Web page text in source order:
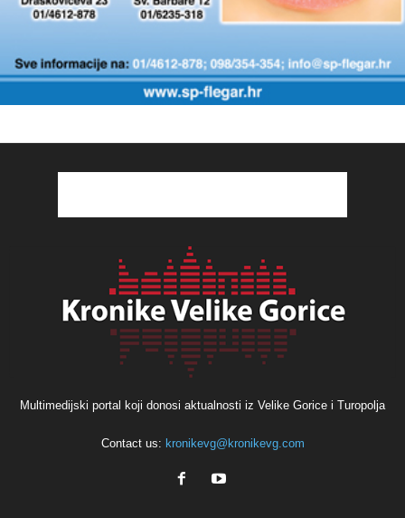
Multimedijski portal koji donosi aktualnosti iz Velike Gorice i Turopolja
Contact us: kronikevg@kronikevg.com